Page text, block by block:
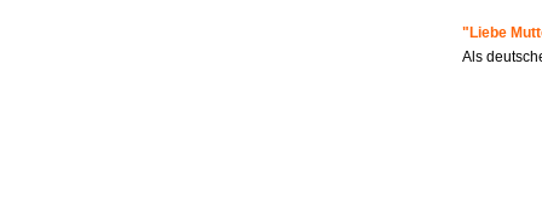
"Liebe
Als